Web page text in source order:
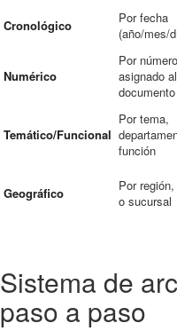
Cronológico
Por fecha
(año/mes/
Numérico
Por número
asignado al
documento
Temático/Funcional
Por tema,
función
Geográfico
Por
o sucursal
Sistema de
paso a paso